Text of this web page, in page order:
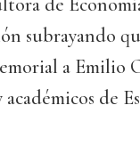
de
subrayando
a Emilio
de